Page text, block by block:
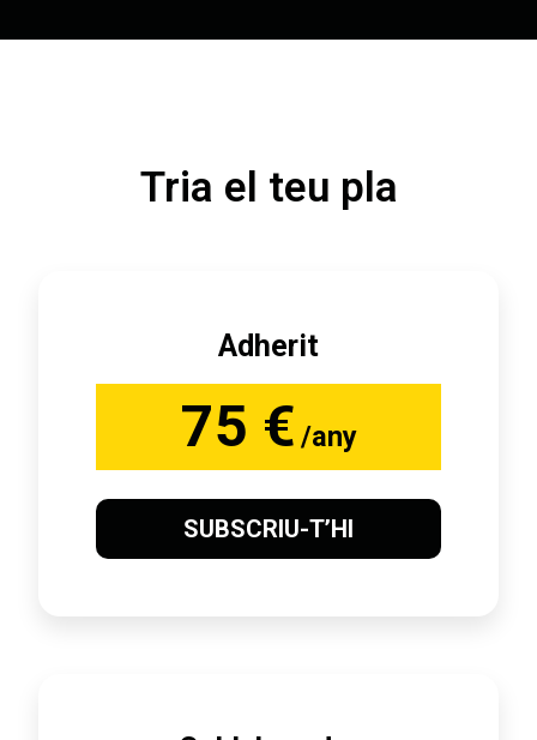
Tria el teu pla
Adherit
75 € /any
SUBSCRIU-T’HI